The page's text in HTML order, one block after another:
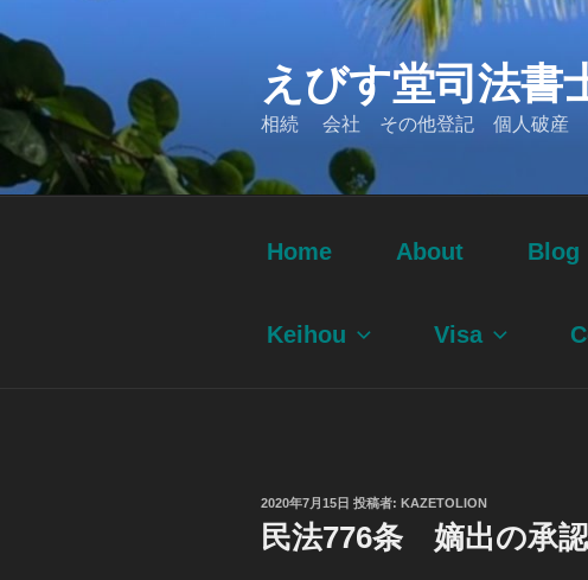
ン
ン
へ
ス
えびす堂司法書
相続 会社 その他登記 個人破産
Home About Blog
Keihou Visa
投
稿
日:
2020年7月15日 投稿者: KAZETOLION
民法776条 嫡出の承認